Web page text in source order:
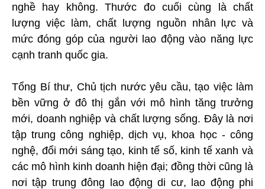
nghề hay không. Thước đo cuối cùng là chất
lượng việc làm, chất lượng nguồn nhân lực và
mức đóng góp của người lao động vào năng lực
cạnh tranh quốc gia.
Tổng Bí thư, Chủ tịch nước yêu cầu, tạo việc làm
bền vững ở đô thị gắn với mô hình tăng trưởng
mới, doanh nghiệp và chất lượng sống. Đây là nơi
tập trung công nghiệp, dịch vụ, khoa học - công
nghệ, đổi mới sáng tạo, kinh tế số, kinh tế xanh và
các mô hình kinh doanh hiện đại; đồng thời cũng là
nơi tập trung đông lao động di cư, lao động phi